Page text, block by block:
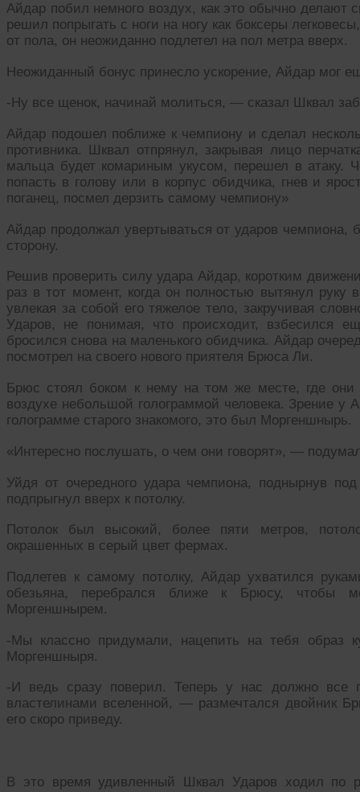
Айдар побил немного воздух, как это обычно делают
решил попрыгать с ноги на ногу как боксеры
от пола, он неожиданно подлетел на пол метра вверх.
Неожиданный бонус принесло ускорение, Айдар мог
-Ну все щенок, начинай молиться, — сказал Шквал
Айдар подошел поближе к чемпиону и сделал
противника. Шквал отпрянул, закрывая лицо
мальца будет комариным укусом, перешел в атаку.
попасть в голову или в корпус обидчика, гнев и
поганец, посмел дерзить самому чемпиону»
Айдар продолжал увертываться от ударов
сторону.
Решив проверить силу удара Айдар, коротким
раз в тот момент, когда он полностью вытянул руку
увлекая за собой его тяжелое тело, закручивая
Ударов, не понимая, что происходит, взбесился
бросился снова на маленького обидчика. Айдар
посмотрел на своего нового приятеля Брюса Ли.
Брюс стоял боком к нему на том же месте, где
воздухе небольшой голограммой человека. Зрение
голограмме старого знакомого, это был Моргеншнырь.
«Интересно послушать, о чем они говорят», —
Уйдя от очередного удара чемпиона, поднырнув
подпрыгнул вверх к потолку.
Потолок был высокий, более пяти метров,
окрашенных в серый цвет фермах.
Подлетев к самому потолку, Айдар ухватился
обезьяна, перебрался ближе к Брюсу, чтобы
Моргеншнырем.
-Мы классно придумали, нацепить на тебя образ
Моргеншныря.
-И ведь сразу поверил. Теперь у нас должно все
властелинами вселенной, — размечтался двойник
его скоро приведу.
В это время удивленный Шквал Ударов ходил по